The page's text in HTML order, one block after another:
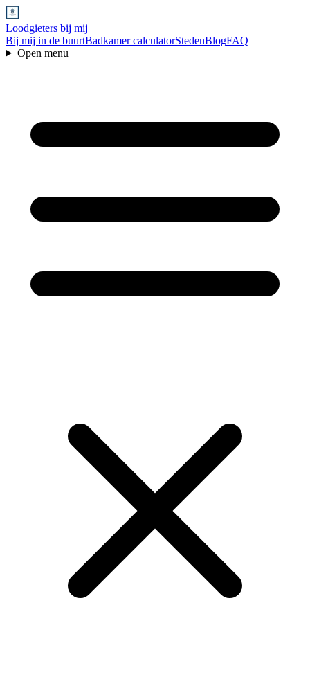
Loodgieters bij mij
Bij mij in de buurtBadkamer calculatorStedenBlogFAQ
Open menu